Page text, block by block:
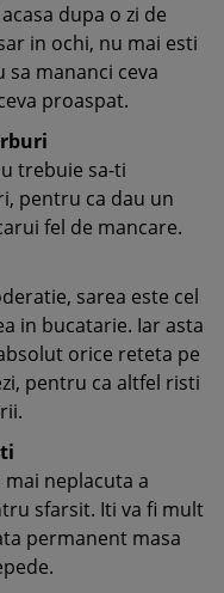
dupa o zi de
in ochi, nu mai esti
sa mananci ceva
proaspat.
trebuie sa-ti
pentru ca dau un
fel de mancare.
sarea este cel
in bucatarie. Iar asta
orice reteta pe
pentru ca altfel risti
neplacuta a
sfarsit. Iti va fi mult
permanent masa